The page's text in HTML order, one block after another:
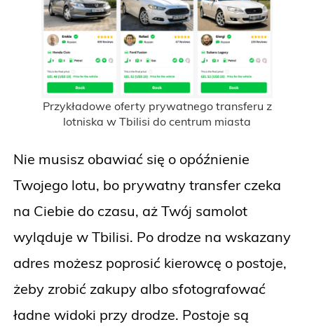
Przykładowe oferty prywatnego transferu z
lotniska w Tbilisi do centrum miasta
Nie musisz obawiać się o opóźnienie
Twojego lotu, bo prywatny transfer czeka
na Ciebie do czasu, aż Twój samolot
wyląduje w Tbilisi. Po drodze na wskazany
adres możesz poprosić kierowcę o postoje,
żeby zrobić zakupy albo sfotografować
ładne widoki przy drodze. Postoje są